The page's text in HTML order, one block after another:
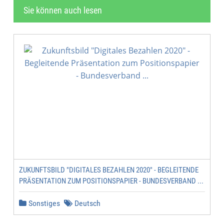
Sie können auch lesen
ZUKUNFTSBILD "DIGITALES BEZAHLEN 2020" - BEGLEITENDE
PRÄSENTATION ZUM POSITIONSPAPIER - BUNDESVERBAND ...
Sonstiges Deutsch